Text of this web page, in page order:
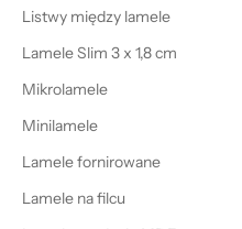
Listwy między lamele
Lamele Slim 3 x 1,8 cm
Mikrolamele
Minilamele
Lamele fornirowane
Lamele na filcu